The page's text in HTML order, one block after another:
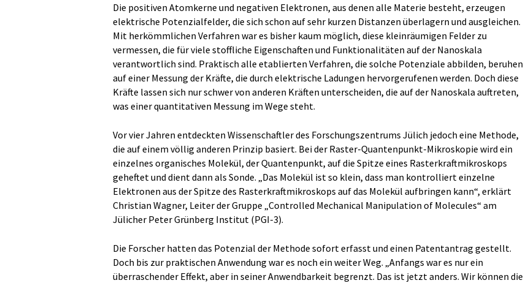
Die positiven Atomkerne und negativen Elektronen, aus denen alle Materie besteht, erzeugen
elektrische Potenzialfelder, die sich schon auf sehr kurzen Distanzen überlagern und ausgleichen.
Mit herkömmlichen Verfahren war es bisher kaum möglich, diese kleinräumigen Felder zu
vermessen, die für viele stoffliche Eigenschaften und Funktionalitäten auf der Nanoskala
verantwortlich sind. Praktisch alle etablierten Verfahren, die solche Potenziale abbilden, beruhen
auf einer Messung der Kräfte, die durch elektrische Ladungen hervorgerufenen werden. Doch diese
Kräfte lassen sich nur schwer von anderen Kräften unterscheiden, die auf der Nanoskala auftreten,
was einer quantitativen Messung im Wege steht.
Vor vier Jahren entdeckten Wissenschaftler des Forschungszentrums Jülich jedoch eine Methode,
die auf einem völlig anderen Prinzip basiert. Bei der Raster-Quantenpunkt-Mikroskopie wird ein
einzelnes organisches Molekül, der Quantenpunkt, auf die Spitze eines Rasterkraftmikroskops
geheftet und dient dann als Sonde. „Das Molekül ist so klein, dass man kontrolliert einzelne
Elektronen aus der Spitze des Rasterkraftmikroskops auf das Molekül aufbringen kann“, erklärt
Christian Wagner, Leiter der Gruppe „Controlled Mechanical Manipulation of Molecules“ am
Jülicher Peter Grünberg Institut (PGI-3).
Die Forscher hatten das Potenzial der Methode sofort erfasst und einen Patentantrag gestellt.
Doch bis zur praktischen Anwendung war es noch ein weiter Weg. „Anfangs war es nur ein
überraschender Effekt, aber in seiner Anwendbarkeit begrenzt. Das ist jetzt anders. Wir können die